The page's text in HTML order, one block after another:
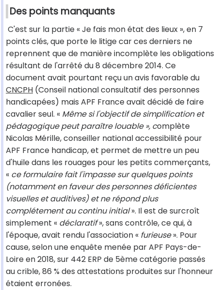
Des points manquants
C'est sur la partie « Je fais mon état des lieux », en 7
points clés, que porte le litige car ces derniers ne
reprennent que de manière incomplète les obligations
résultant de l'arrêté du 8 décembre 2014. Ce
document avait pourtant reçu un avis favorable du
CNCPH (Conseil national consultatif des personnes
handicapées) mais APF France avait décidé de faire
cavalier seul. « Même si l'objectif de simplification et
pédagogique peut paraître louable », complète
Nicolas Mérille, conseiller national accessibilité pour
APF France handicap, et permet de mettre un peu
d'huile dans les rouages pour les petits commerçants,
« ce formulaire fait l'impasse sur quelques points
(notamment en faveur des personnes déficientes
visuelles et auditives) et ne répond plus
complétement au continu initial». Il est de surcroît
simplement « déclaratif», sans contrôle, ce qui, à
l'époque, avait rendu l'association « furieuse». Pour
cause, selon une enquête menée par APF Pays-de-
Loire en 2018, sur 442 ERP de 5ème catégorie passés
au crible, 86 % des attestations produites sur l'honneur
étaient erronées.